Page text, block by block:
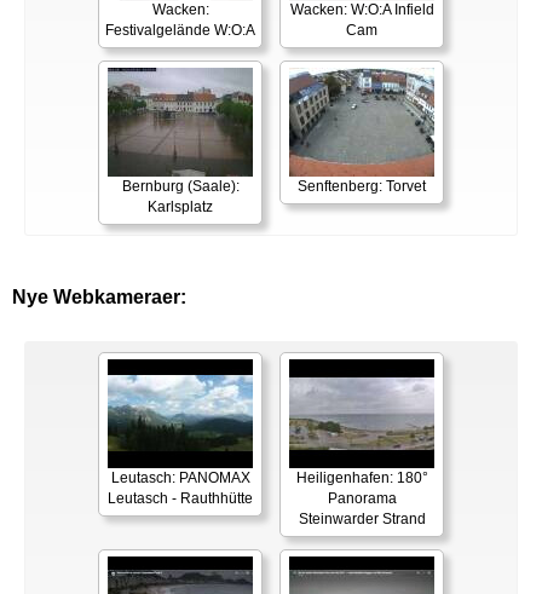
Wacken:
Festivalgelände W:O:A
Wacken: W:O:A Infield
Cam
Bernburg (Saale):
Karlsplatz
Senftenberg: Torvet
Nye Webkameraer:
Leutasch: PANOMAX
Leutasch - Rauthhütte
Heiligenhafen: 180°
Panorama
Steinwarder Strand